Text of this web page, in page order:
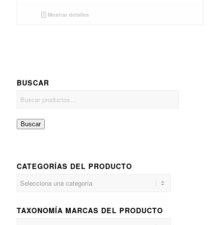
Mostrar detalles
BUSCAR
Buscar
CATEGORÍAS DEL PRODUCTO
TAXONOMÍA MARCAS DEL PRODUCTO